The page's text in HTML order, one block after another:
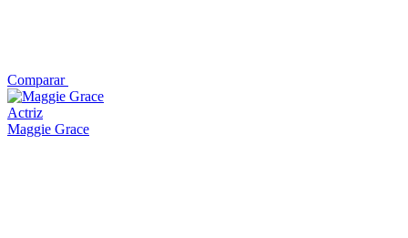
Comparar
Actriz
Maggie Grace